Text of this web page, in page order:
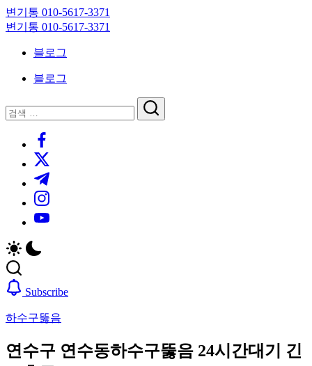
Skip
to
content
변기통 010-5617-3371
변
대
기
변기통 010-5617-3371
크
대
기
블로그
블로그
닫
기
검
검
https://www.facebook.com/
https://twitter.com/
https://t.me/
https://www.instagram.com/
https://youtube.com/
Subscribe
하수구뚫음
연수구 연수동하수구뚫음 24시간대기 긴